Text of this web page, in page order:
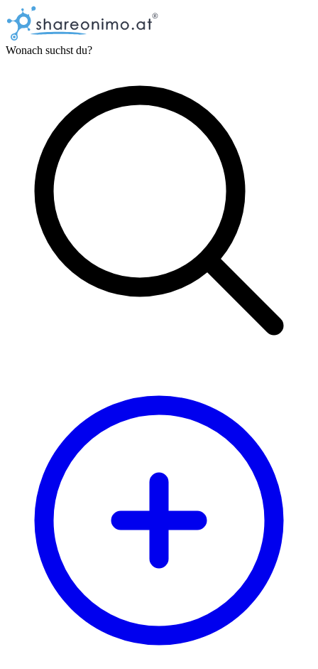
Wonach suchst du?